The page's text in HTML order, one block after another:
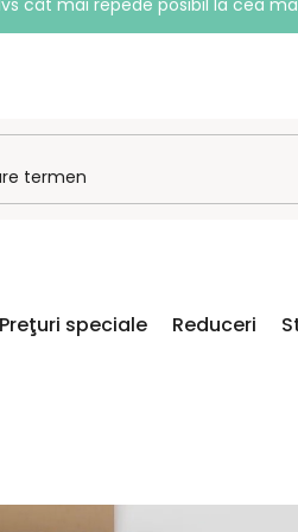
cât mai repede posibil la cea
Preţuri speciale Reduceri